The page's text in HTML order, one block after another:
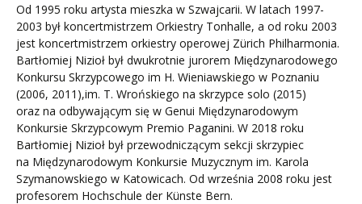
Od 1995 roku artysta mieszka w Szwajcarii. W latach 1997-
2003 był koncertmistrzem Orkiestry Tonhalle, a od roku 2003
jest koncertmistrzem orkiestry operowej Zürich Philharmonia.
Bartłomiej Nizioł był dwukrotnie jurorem Międzynarodowego
Konkursu Skrzypcowego im H. Wieniawskiego w Poznaniu
(2006, 2011),im. T. Wrońskiego na skrzypce solo (2015)
oraz na odbywającym się w Genui Międzynarodowym
Konkursie Skrzypcowym Premio Paganini. W 2018 roku
Bartłomiej Nizioł był przewodniczącym sekcji skrzypiec
na Międzynarodowym Konkursie Muzycznym im. Karola
Szymanowskiego w Katowicach. Od września 2008 roku jest
profesorem Hochschule der Künste Bern.